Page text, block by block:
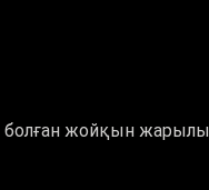
болған жойқын